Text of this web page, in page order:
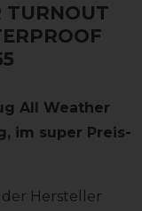
TURNOUT
All Weather
im super Preis-
Hersteller